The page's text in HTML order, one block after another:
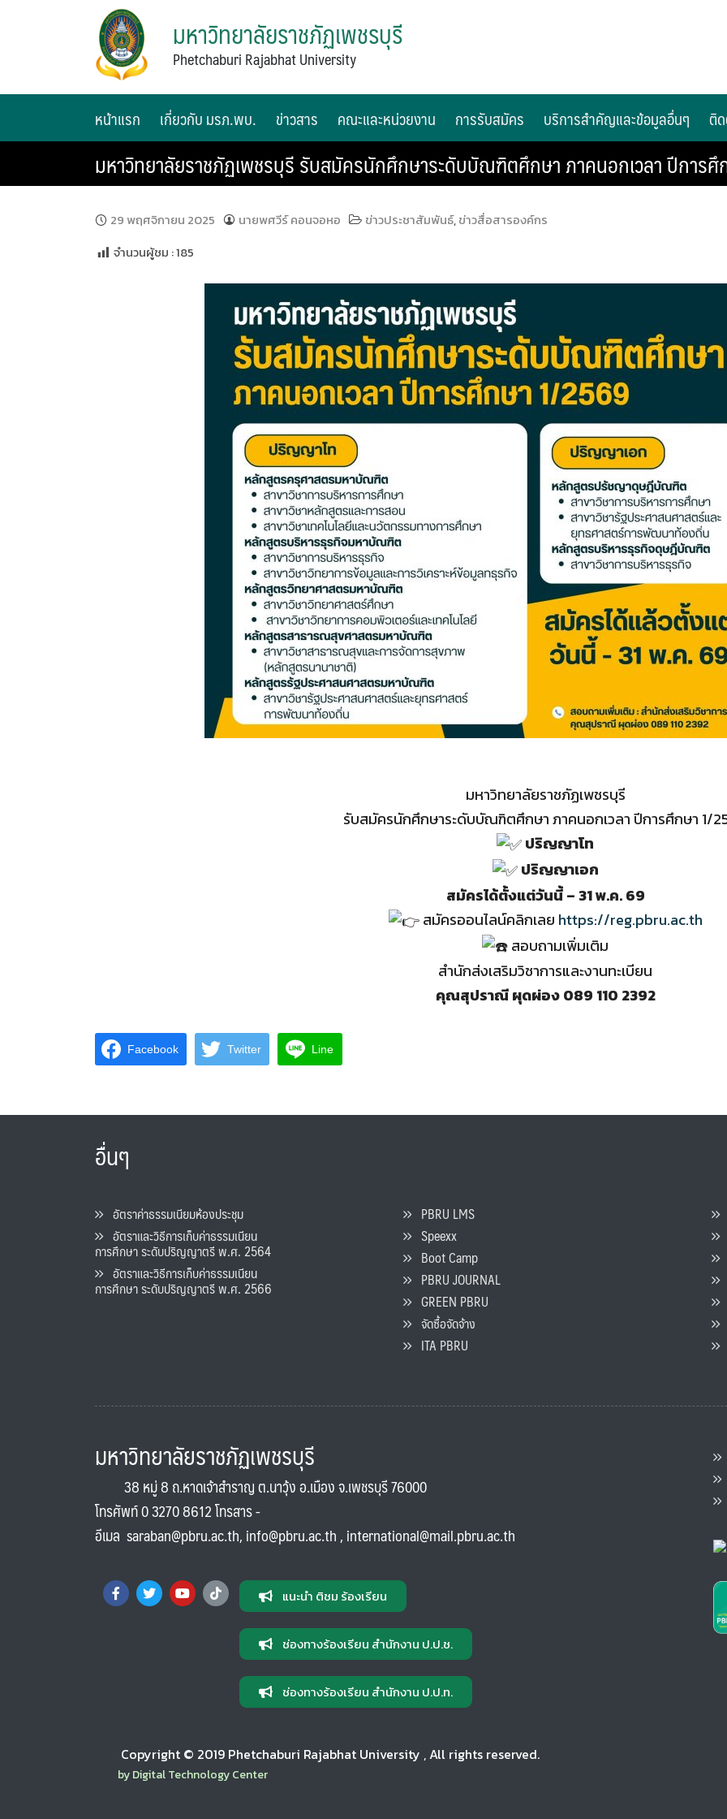
มหาวิทยาลัยราชภัฏเพชรบุรี
Phetchaburi Rajabhat University
หน้าแรก เกี่ยวกับ มรภ.พบ. ข่าวสาร คณะและหน่วยงาน การรับสมัคร บริการสำคัญและข้อมูลอื่นๆ ติ
มหาวิทยาลัยราชภัฏเพชรบุรี รับสมัครนักศึกษาระดับบัณฑิตศึกษา ภาคนอกเวลา ปีการ
29 พฤศจิกายน 2025 นายพศวีร์ คอนจอหอ ข่าวประชาสัมพันธ์,ข่าวสื่อสารองค์กร
จำนวนผู้ชม :185
มหาวิทยาลัยราชภัฏเพชรบุรี
รับสมัครนักศึกษาระดับบัณฑิตศึกษา ภาคนอกเวลา ปีการศึกษา 1/
ปริญญาโท
ปริญญาเอก
สมัครได้ตั้งแต่วันนี้ – 31 พ.ค. 69
สมัครออนไลน์คลิกเลย https://reg.pbru.ac.th
สอบถามเพิ่มเติม
สำนักส่งเสริมวิชาการและงานทะเบียน
คุณสุปราณี ผุดผ่อง 089 110 2392
Facebook Twitter Line
อื่นๆ
อัตราค่าธรรมเนียมห้องประชุม
อัตราและวิธีการเก็บค่าธรรมเนียน
การศึกษา ระดับปริญญาตรี พ.ศ. 2564
อัตราและวิธีการเก็บค่าธรรมเนียน
การศึกษา ระดับปริญญาตรี พ.ศ. 2566
PBRU LMS
Speexx
Boot Camp
PBRU JOURNAL
GREEN PBRU
จัดซื้อจัดจ้าง
ITA PBRU
มหาวิทยาลัยราชภัฏเพชรบุรี
38 หมู่ 8 ถ.หาดเจ้าสำราญ ต.นาวุ้ง อ.เมือง จ.เพชรบุรี 76000
โทรศัพท์ 0 3270 8612 โทรสาร -
อีเมล saraban@pbru.ac.th,info@pbru.ac.th,international@mail.pbru.ac.th
แนะนำ ติชม ร้องเรียน
ช่องทางร้องเรียน สำนักงาน ป.ป.ช.
ช่องทางร้องเรียน สำนักงาน ป.ป.ท.
Copyright © 2019 Phetchaburi Rajabhat University , All rights reserved.
by Digital Technology Center